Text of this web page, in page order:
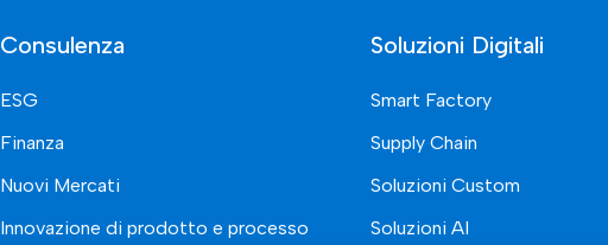
Consulenza
ESG
Finanza
Nuovi Mercati
Innovazione di prodotto e processo
Soluzioni Digitali
Smart Factory
Supply Chain
Soluzioni Custom
Soluzioni AI